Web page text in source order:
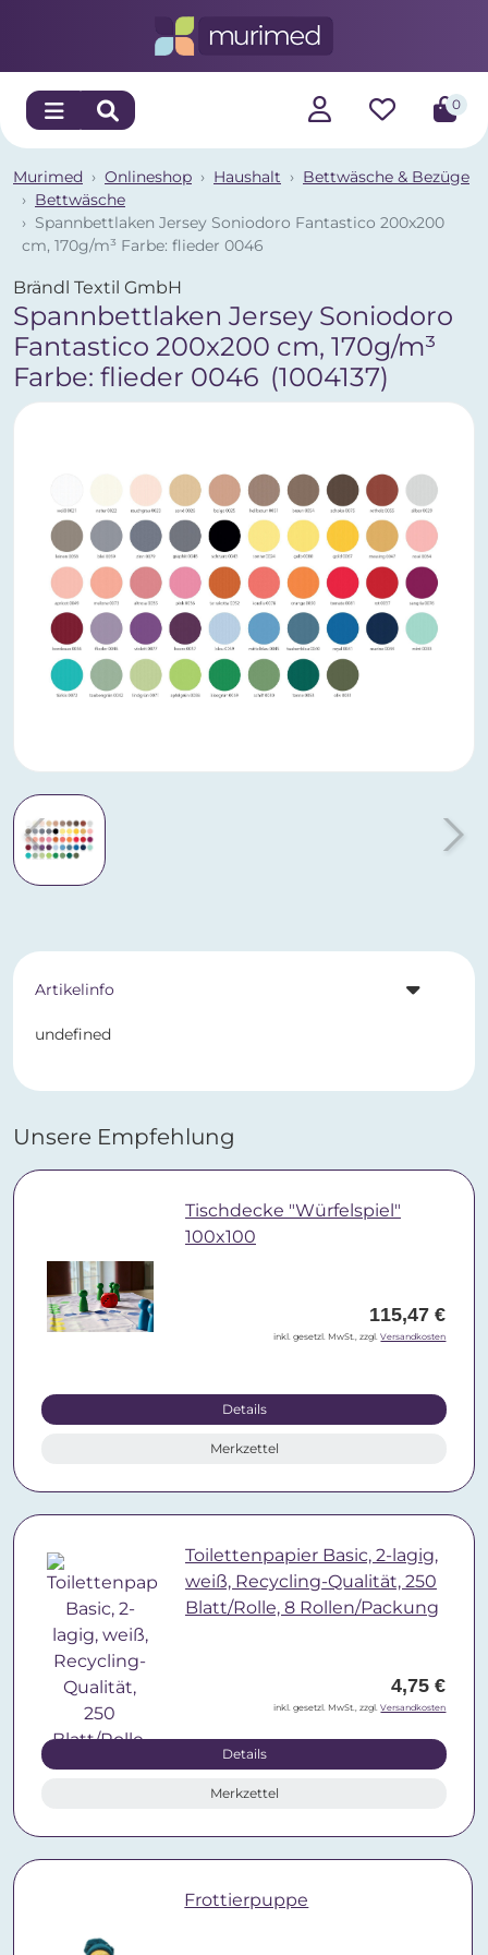
0
Murimed Onlineshop Haushalt
Bettwäsche & Bezüge
Bettwäsche
Spannbettlaken Jersey Soniodoro Fantastico 200x200
cm, 170g/m³ Farbe: flieder 0046
Brändl Textil GmbH
Spannbettlaken Jersey Soniodoro
Fantastico 200x200 cm, 170g/m³
Farbe: flieder 0046 (1004137)
Artikelinfo
undefined
Unsere Empfehlung
Tischdecke "Würfelspiel"
100x100
115,47 €
inkl. gesetzl. MwSt., zzgl.Versandkosten
Details
Merkzettel
Toilettenpapier Basic, 2-lagig,
weiß, Recycling-Qualität, 250
Blatt/Rolle, 8 Rollen/Packung
4,75 €
inkl. gesetzl. MwSt., zzgl.Versandkosten
Details
Merkzettel
Frottierpuppe